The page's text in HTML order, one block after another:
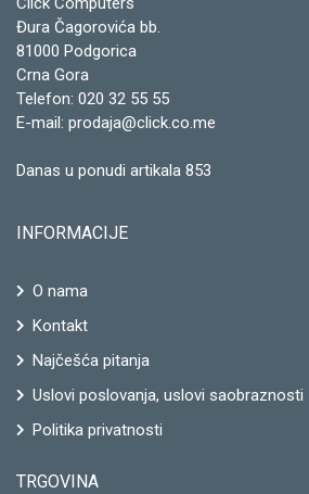
Đura Čagorovića bb.
81000 Podgorica
Crna Gora
Telefon: 020 32 55 55
E-mail: prodaja@click.co.me
Danas u ponudi artikala 853
INFORMACIJE
O nama
Kontakt
Najčešća pitanja
Uslovi poslovanja, uslovi saobraznosti
Politika privatnosti
TRGOVINA